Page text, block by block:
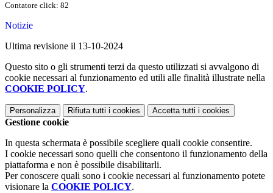
Contatore click: 82
Notizie
Ultima revisione il 13-10-2024
Questo sito o gli strumenti terzi da questo utilizzati si avvalgono di
cookie necessari al funzionamento ed utili alle finalità illustrate nella
COOKIE POLICY.
Personalizza Rifiuta tutti i cookies Accetta tutti i cookies
Gestione cookie
In questa schermata è possibile scegliere quali cookie consentire.
I cookie necessari sono quelli che consentono il funzionamento della
piattaforma e non è possibile disabilitarli.
Per conoscere quali sono i cookie necessari al funzionamento potete
visionare la COOKIE POLICY.